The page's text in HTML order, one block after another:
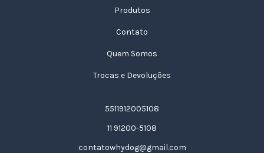
Produtos
Contato
Quem Somos
Trocas e Devoluções
5511912005108
11 91200-5108
contatowhydog@gmail.com